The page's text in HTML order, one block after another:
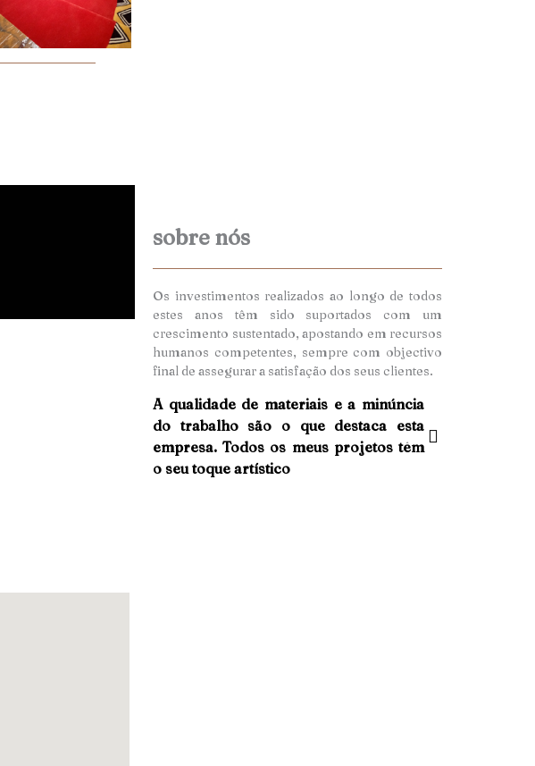
sobre nós
Os investimentos realizados ao longo de todos
estes anos têm sido suportados com um
crescimento sustentado, apostando em recursos
humanos competentes, sempre com objectivo
final de assegurar a satisfação dos seus clientes.
A qualidade de materiais e a minúncia
do trabalho são o que destaca esta
empresa. Todos os meus projetos têm
o seu toque artístico